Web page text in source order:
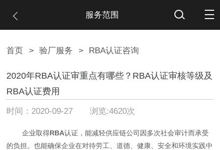
服务范围
首页 > 验厂服务 > RBA认证咨询
2020年RBA认证审重点有哪些？RBA认证审核等级及
RBA认证费用
时间：2020-09-27 浏览:4620次
企业取得RBA认证，能减轻供应链公司因多次社会审计而承受
的负担。也能确保企业在对待劳工、道德、健康、安全和环境实践中